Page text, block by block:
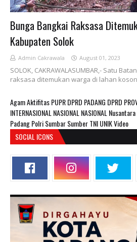
Bunga Bangkai Raksasa
Kabupaten Solok
Admin Cakrawala August 01, 2023
SOLOK, CAKRAWALASUMBAR,- Satu
raksasa ditemukan warga di lahan
AgamAktifitas PUPRDPRD PADANG DPRD
INTERNASIONAL NASIONAL NASIONAL Nusantara
PadangPolriSumbarSumberTNIUNIKVideo
SOCIAL ICONS